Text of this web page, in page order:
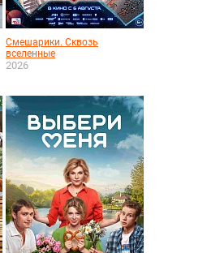
Смешарики. Сквозь
вселенные
2026